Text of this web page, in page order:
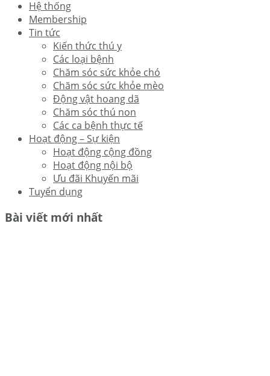
Hệ thống
Membership
Tin tức
Kiến thức thú y
Các loại bệnh
Chăm sóc sức khỏe chó
Chăm sóc sức khỏe mèo
Động vật hoang dã
Chăm sóc thú non
Các ca bệnh thực tế
Hoạt động – Sự kiện
Hoạt động cộng đồng
Hoạt động nội bộ
Ưu đãi Khuyến mãi
Tuyển dụng
Bài viết mới nhất